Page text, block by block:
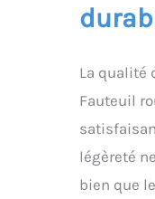
La qualité
Fauteuil
légèreté
bien que